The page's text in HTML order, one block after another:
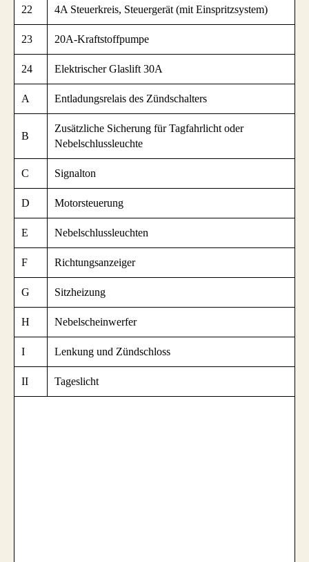
22 4A Steuerkreis, Steuergerät (mit Einspritzsystem)
23 20A-Kraftstoffpumpe
24 Elektrischer Glaslift 30A
A Entladungsrelais des Zündschalters
B
Zusätzliche Sicherung für Tagfahrlicht oder
Nebelschlussleuchte
C Signalton
D Motorsteuerung
E Nebelschlussleuchten
F Richtungsanzeiger
G Sitzheizung
H Nebelscheinwerfer
I Lenkung und Zündschloss
II Tageslicht